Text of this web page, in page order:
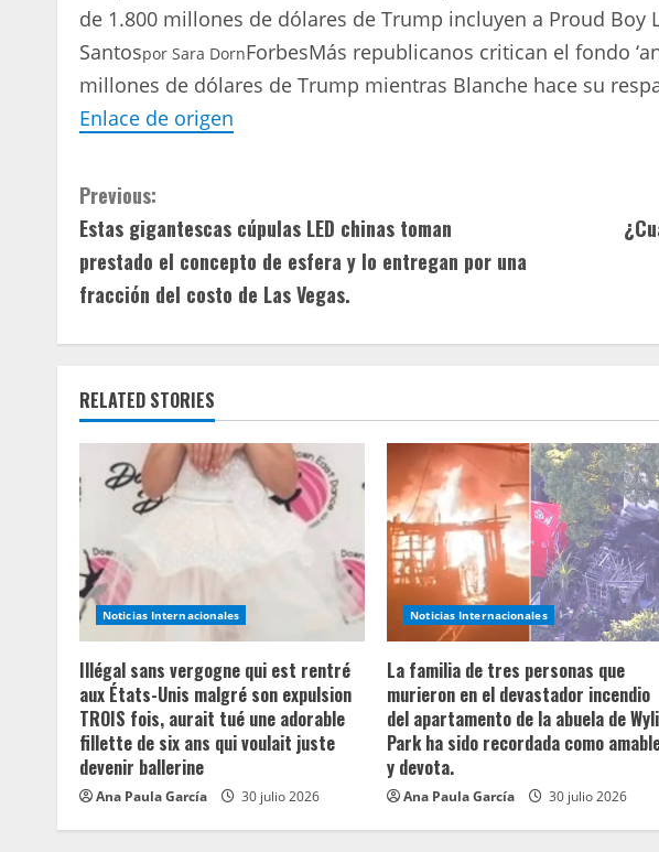
de 1.800 millones de dólares de Trump incluyen a Proud Boy
Santospor Sara DornForbesMás republicanos critican el fondo
millones de dólares de Trump mientras Blanche hace su
Enlace de origen
C
o
n
t
i
n
u
R
e
a
d
i
n
Previous:
Estas gigantescas cúpulas LED chinas toman
prestado el concepto de esfera y lo entregan por una
fracción del costo de Las Vegas.
RELATED STORIES
Noticias Internacionales
Illégal sans vergogne qui est rentré
aux États-Unis malgré son expulsion
TROIS fois, aurait tué une adorable
fillette de six ans qui voulait juste
devenir ballerine
Ana Paula García 30 julio 2026
Noticias Internacionales
La familia de tres personas que
murieron en el devastador incendio
del apartamento de la abuela de
Park ha sido recordada como
y devota.
Ana Paula García 30 julio 2026